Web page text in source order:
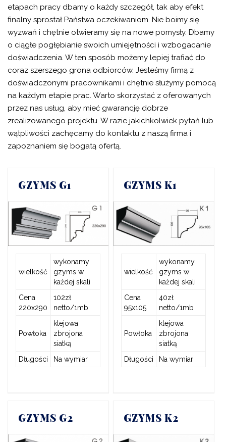
etapach pracy dbamy o każdy szczegół, tak aby efekt
finalny sprostał Państwa oczekiwaniom. Nie boimy się
wyzwań i chętnie otwieramy się na nowe pomysły. Dbamy
o ciągłe pogłębianie swoich umiejętności i wzbogacanie
doświadczenia. W ten sposób możemy lepiej trafiać do
coraz szerszego grona odbiorców. Jesteśmy firmą z
doświadczonymi pracownikami i chętnie służymy pomocą
na każdym etapie prac. Warto skorzystać z oferowanych
przez nas usług, aby mieć gwarancję dobrze
zrealizowanego projektu. W razie jakichkolwiek pytań lub
wątpliwości zachęcamy do kontaktu z naszą firma i
zapoznaniem się bogatą ofertą.
GZYMS G1
wielkość
wykonamy
gzyms w
każdej skali
Cena
220x290
102zł
netto/1mb
Powłoka
klejowa
zbrojona
siatką
Długości
Na wymiar
GZYMS K1
wielkość
wykonamy
gzyms w
każdej skali
Cena
95x105
40zł
netto/1mb
Powłoka
klejowa
zbrojona
siatką
Długości
Na wymiar
GZYMS G2 GZYMS K2